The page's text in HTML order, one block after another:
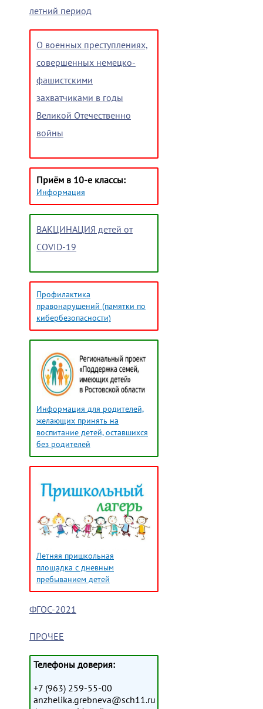
летний период
О военных преступлениях,
совершенных немецко-
фашистскими
захватчиками в годы
Великой Отечественно
войны
Приём в 10-е классы:
Информация
ВАКЦИНАЦИЯ детей от
COVID-19
Профилактика
правонарушений (памятки по
кибербезопасности)
Информация для родителей,
желающих принять на
воспитание детей, оставшихся
без родителей
Летняя пришкольная
площадка с дневным
пребыванием детей
ФГОС-2021
ПРОЧЕЕ
Телефоны доверия:
+7 (963) 259-55-00
anzhelika.grebneva@sch11.ru